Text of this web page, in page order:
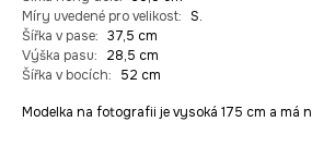
Míry uvedené pro velikost: S.
Šířka v pase: 37,5 cm
Výška pasu:
28,5 cm
Šířka v bocích: 52 cm
Modelka na fotografii je vysoká 175 cm a má